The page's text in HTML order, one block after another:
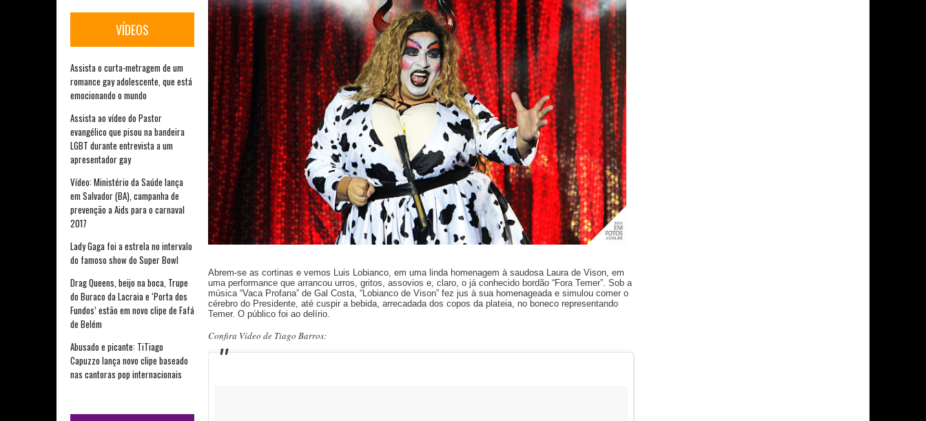
VÍDEOS
Assista o curta-metragem de um
romance gay adolescente, que está
emocionando o mundo
Assista ao vídeo do Pastor
evangélico que pisou na bandeira
LGBT durante entrevista a um
apresentador gay
Vídeo: Ministério da Saúde lança
em Salvador (BA), campanha de
prevenção a Aids para o carnaval
2017
Lady Gaga foi a estrela no intervalo
do famoso show do Super Bowl
Drag Queens, beijo na boca, Trupe
do Buraco da Lacraia e ‘Porta dos
Fundos’ estão em novo clipe de Fafá
de Belém
Abusado e picante: TiTiago
Capuzzo lança novo clipe baseado
nas cantoras pop internacionais
Abrem-se as cortinas e vemos Luis Lobianco, em uma linda homenagem à saudosa Laura de Vison, em
uma performance que arrancou urros, gritos, assovios e, claro, o já conhecido bordão “Fora Temer”. Sob a
música “Vaca Profana” de Gal Costa, “Lobianco de Vison” fez jus à sua homenageada e simulou comer o
cérebro do Presidente, até cuspir a bebida, arrecadada dos copos da plateia, no boneco representando
Temer. O público foi ao delírio.
Confira Vídeo de Tiago Barros: